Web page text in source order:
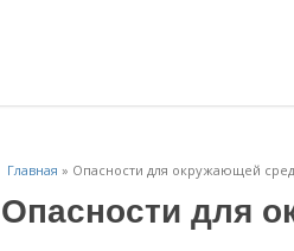
Главная » Опасности для окружающей
Опасности для